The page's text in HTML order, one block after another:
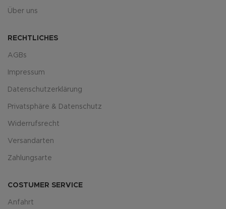
Über uns
RECHTLICHES
AGBs
Impressum
Datenschutzerklärung
Privatsphäre & Datenschutz
Widerrufsrecht
Versandarten
Zahlungsarte
COSTUMER SERVICE
Anfahrt